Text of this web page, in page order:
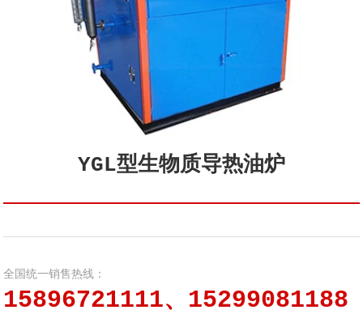
YGL型生物质导热油炉
全国统一销售热线：
15896721111、15299081188